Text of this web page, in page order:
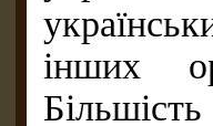
інших